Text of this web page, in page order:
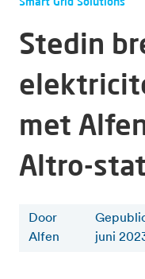
Stedin
met
Altro-
Door
Alfen
juni